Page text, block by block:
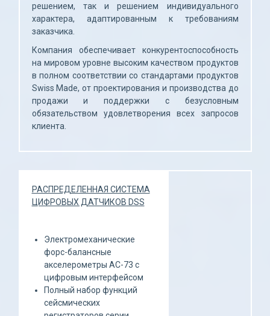
решением, так и решением индивидуального
характера, адаптированным к требованиям
заказчика.
Компания обеспечивает конкурентоспособность
на мировом уровне высоким качеством продуктов
в полном соответствии со стандартами продуктов
Swiss Made, от проектирования и производства до
продажи и поддержки с безусловным
обязательством удовлетворения всех запросов
клиента.
РАСПРЕДЕЛЕННАЯ СИСТЕМА
ЦИФРОВЫХ ДАТЧИКОВ DSS
Электромеханические
форс-балансные
акселерометры AC-73 с
цифровым интерфейсом
Полный набор функций
сейсмических